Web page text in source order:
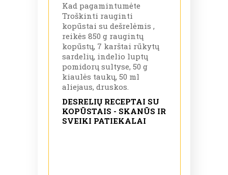
Kad pagamintumėte
Troškinti rauginti
kopūstai su dešrelėmis ,
reikės 850 g raugintų
kopūstų, 7 karštai rūkytų
sardelių, indelio luptų
pomidorų sultyse, 50 g
kiaulės taukų, 50 ml
aliejaus, druskos.
DESRELIŲ RECEPTAI SU
KOPŪSTAIS - SKANŪS IR
SVEIKI PATIEKALAI